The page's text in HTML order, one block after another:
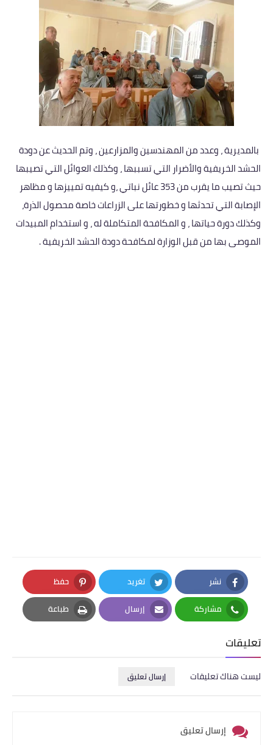
بالمديرية ، وعدد من المهندسين والمزارعين ، وتم الحديث عن دودة
الحشد الخريفية والأضرار التي تسببها ، وكذلك العوائل التي تصيبها
حيث تصيب ما يقرب من 353 عائل نباتي ،و كيفيه تمييزها و مظاهر
الإصابة التي تحدثها و خطورتها على الزراعات خاصة محصول الذرة،
وكذلك دورة حياتها ، و المكافحة المتكاملة له ، و استخدام المبيدات
الموصى بها من قبل الوزارة لمكافحة دودة الحشد الخريفية .
نشر
Facebook
تغريد
Twitter
حفظ
Pinterest
مشاركة
Whatsapp
إرسال
Email
طباعة
Print
تعليقات
ليست هناك تعليقات إرسال تعليق
إرسال تعليق